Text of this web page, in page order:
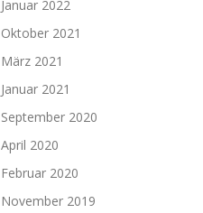
Januar 2022
Oktober 2021
März 2021
Januar 2021
September 2020
April 2020
Februar 2020
November 2019